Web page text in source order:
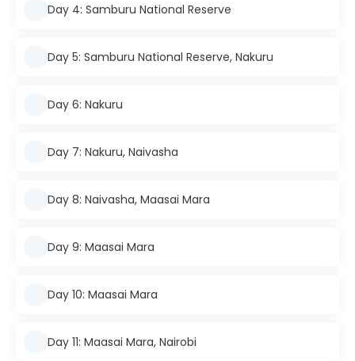
Day 4: Samburu National Reserve
Day 5: Samburu National Reserve, Nakuru
Day 6: Nakuru
Day 7: Nakuru, Naivasha
Day 8: Naivasha, Maasai Mara
Day 9: Maasai Mara
Day 10: Maasai Mara
Day 11: Maasai Mara, Nairobi